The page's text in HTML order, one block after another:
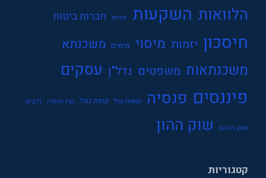
הלוואות השקעות זכויות חברות ביטוח
חיסכון יזמות מיסוי מיסים משכנתא
משכנתאות משפטים נדל"ן עסקים
פיננסים פנסיה קופות גמל קופת גמל קרן פנסיה רכבים
שוק הההון שוק ההון
קטגוריות